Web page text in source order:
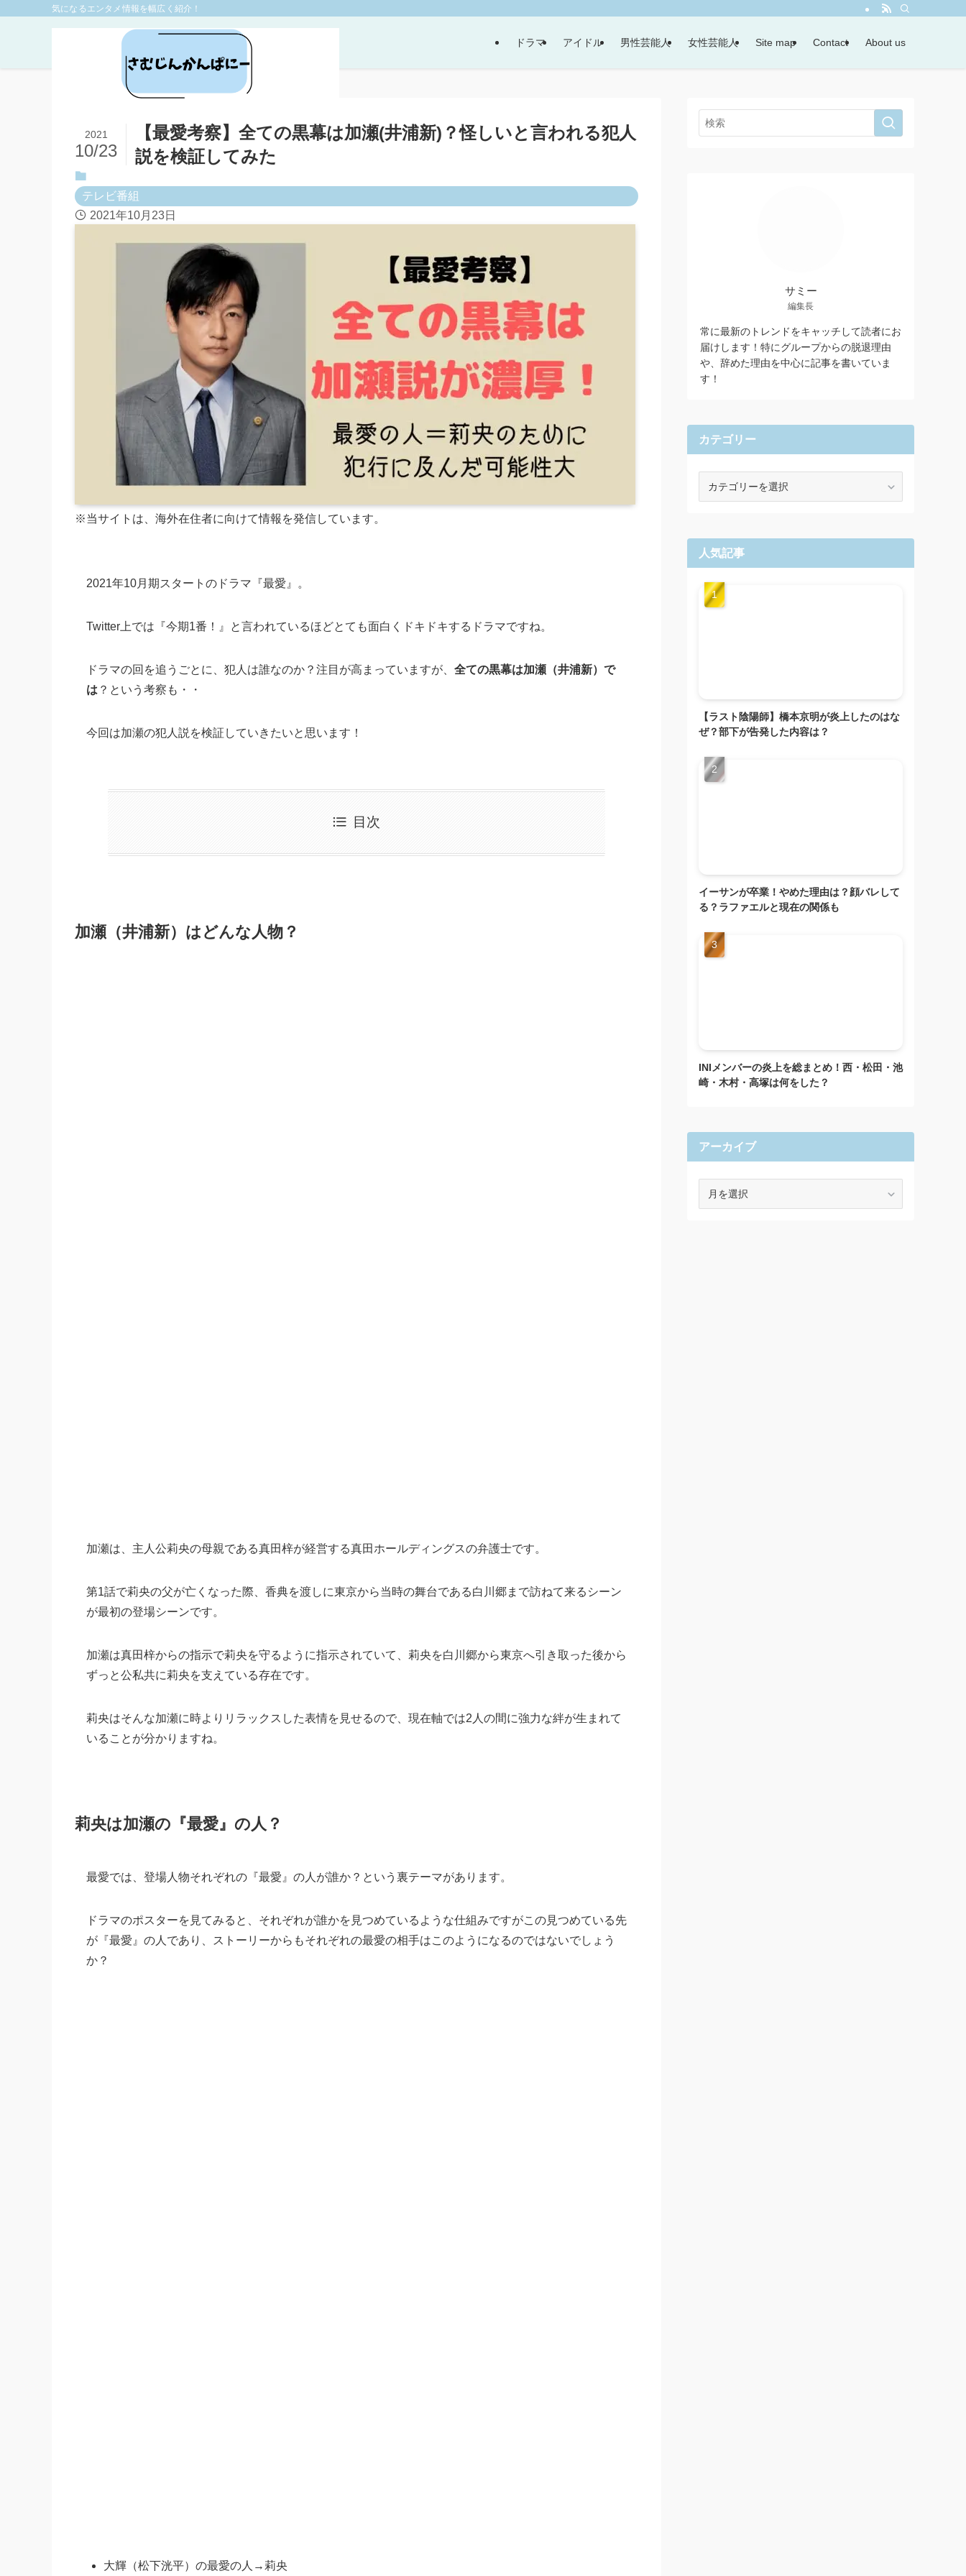
気になるエンタメ情報を幅広く紹介！
ドラマ アイドル 男性芸能人 女性芸能人 Site map Contact About us
テレビ番組
【最愛考察】全ての黒幕は加瀬(井浦新)？怪しいと言われる犯人
説を検証してみた
2021
10/23
テレビ番組
2021年10月23日
※当サイトは、海外在住者に向けて情報を発信しています。
2021年10月期スタートのドラマ『最愛』。
Twitter上では『今期1番！』と言われているほどとても面白くドキドキするドラマですね。
ドラマの回を追うごとに、犯人は誰なのか？注目が高まっていますが、 全ての黒幕は加瀬（井浦新）で
は ？という考察も・・
今回は加瀬の犯人説を検証していきたいと思います！
目次
加瀬（井浦新）はどんな人物？
加瀬は、主人公莉央の母親である真田梓が経営する真田ホールディングスの弁護士です。
第1話で莉央の父が亡くなった際、香典を渡しに東京から当時の舞台である白川郷まで訪ねて来るシーン
が最初の登場シーンです。
加瀬は真田梓からの指示で莉央を守るように指示されていて、莉央を白川郷から東京へ引き取った後から
ずっと公私共に莉央を支えている存在です。
莉央はそんな加瀬に時よりリラックスした表情を見せるので、現在軸では2人の間に強力な絆が生まれて
いることが分かりますね。
莉央は加瀬の『最愛』の人？
最愛では、登場人物それぞれの『最愛』の人が誰か？という裏テーマがあります。
ドラマのポスターを見てみると、それぞれが誰かを見つめているような仕組みですがこの見つめている先
が『最愛』の人であり、ストーリーからもそれぞれの最愛の相手はこのようになるのではないでしょう
か？
大輝（松下洸平）の最愛の人→莉央
サミー
編集長
常に最新のトレンドをキャッチして読者にお
届けします！特にグループからの脱退理由
や、辞めた理由を中心に記事を書いていま
す！
カテゴリー
ー
人気記事
【ラスト陰陽師】橋本京明が炎上したのはな
ぜ？部下が告発した内容は？
イーサンが卒業！やめた理由は？顔バレして
る？ラファエルと現在の関係も
INIメンバーの炎上を総まとめ！西・松田・池
崎・木村・高塚は何をした？
アーカイブ